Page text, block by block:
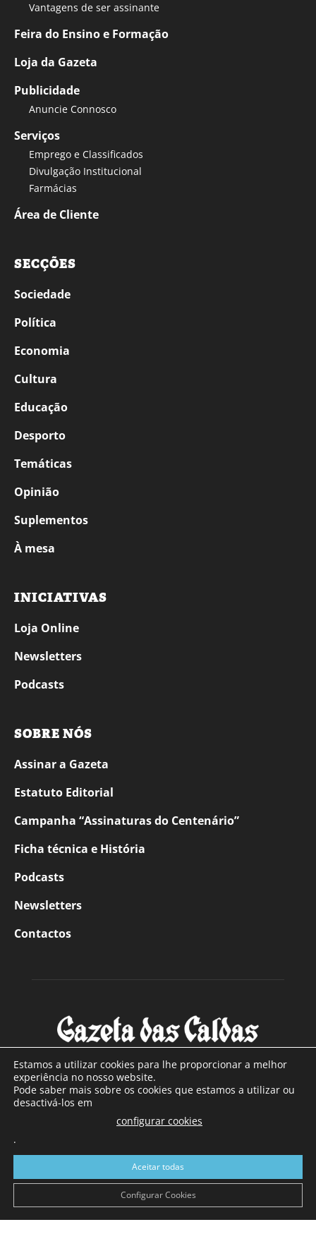
Vantagens de ser assinante
Feira do Ensino e Formação
Loja da Gazeta
Publicidade
Anuncie Connosco
Serviços
Emprego e Classificados
Divulgação Institucional
Farmácias
Área de Cliente
SECÇÕES
Sociedade
Política
Economia
Cultura
Educação
Desporto
Temáticas
Opinião
Suplementos
À mesa
INICIATIVAS
Loja Online
Newsletters
Podcasts
SOBRE NÓS
Assinar a Gazeta
Estatuto Editorial
Campanha “Assinaturas do Centenário”
Ficha técnica e História
Podcasts
Newsletters
Contactos
SOBRE NÓS
Com sede nas Caldas da Rainha e mais de 90 anos de
a sul de distrito de Leiria, com mais de 40.000 leitores por
toda a região Oeste. Jornal com distribuição em Portugal
Continental e assinatura online.
Estamos a utilizar cookies para lhe proporcionar a melhor
experiência no nosso website.
Pode saber mais sobre os cookies que estamos a utilizar ou
desactivá-los em
configurar cookies
.
Aceitar todas
Configurar Cookies